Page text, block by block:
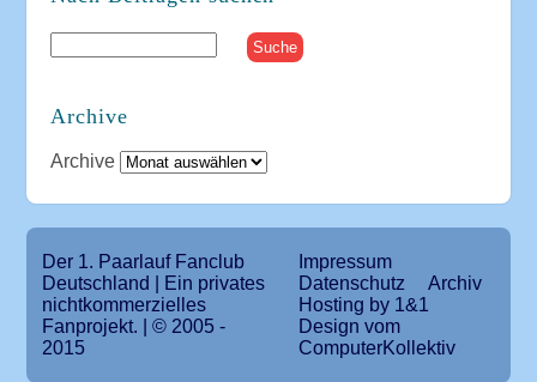
Archive
Archive
Der 1. Paarlauf Fanclub
Deutschland | Ein privates
nichtkommerzielles
Fanprojekt. | © 2005 -
2015
Impressum
Datenschutz
Archiv
Hosting by 1&1
Design vom
ComputerKollektiv